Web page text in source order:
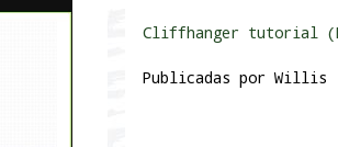
Cliffhanger tutorial
Publicadas por Willis